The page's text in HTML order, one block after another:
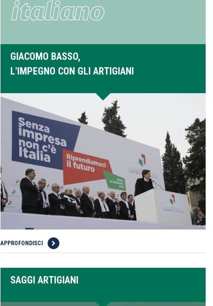
GIACOMO BASSO,
L'IMPEGNO CON GLI ARTIGIANI
APPROFONDISCI
SAGGI ARTIGIANI